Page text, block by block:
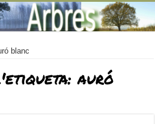
blanc
auró